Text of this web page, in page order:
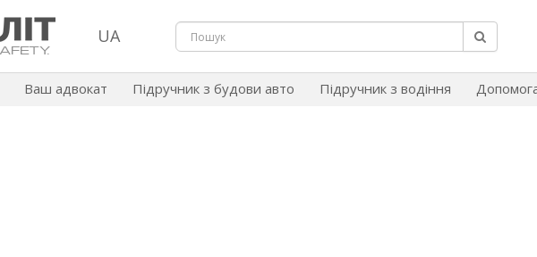
UA
Ваш адвокат Підручник з будови авто Підручник з водіння